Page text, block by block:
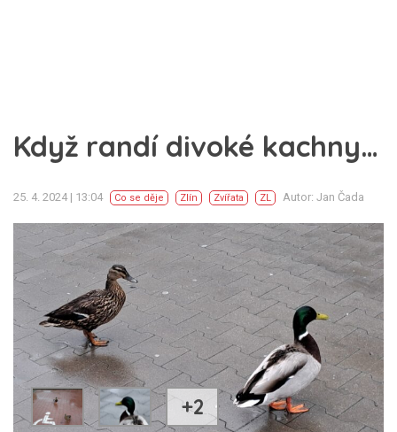
Když randí divoké kachny…
25. 4. 2024 | 13:04 Co se děje Zlín Zvířata ZL Autor: Jan Čada
+2